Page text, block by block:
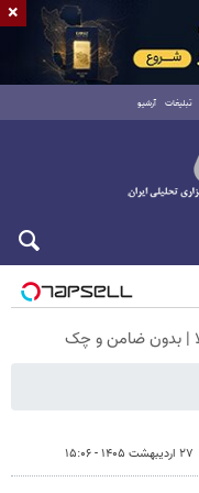
تبلیغات آرشیو
۲۷ اردیبهشت ۱۴۰۵ - ۱۵:۰۶
×